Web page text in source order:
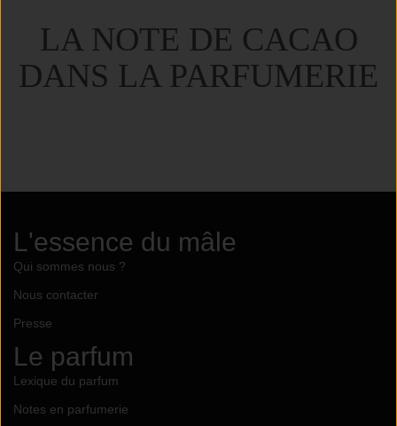
LA NOTE DE CACAO
DANS LA PARFUMERIE
L'essence du mâle
Qui sommes nous ?
Nous contacter
Presse
Le parfum
Lexique du parfum
Notes en parfumerie